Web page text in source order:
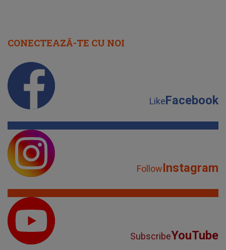
CONECTEAZĂ-TE CU NOI
LikeFacebook
FollowInstagram
SubscribeYouTube